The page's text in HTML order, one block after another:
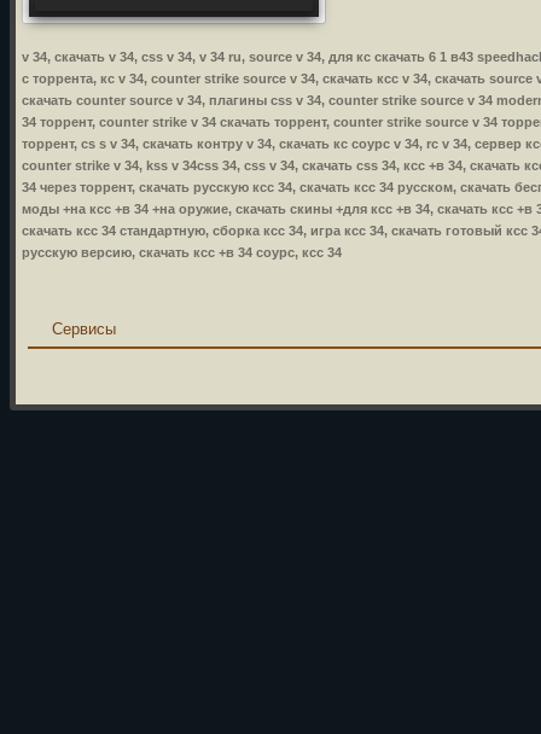
v 34, скачать v 34, css v 34, v 34 ru, source v 34, для кс скачать 6 1 в43
с торрента, кс v 34, counter strike source v 34, скачать ксс v 34, скачать
скачать counter source v 34, плагины css v 34, counter strike source v 34
34 торрент, counter strike v 34 скачать торрент, counter strike source v 34
торрент, cs s v 34, скачать контру v 34, скачать кс соурс v 34, rc v 34, сервер
counter strike v 34, kss v 34css 34, css v 34, скачать css 34, ксс +в 34, скачать
34 через торрент, скачать русскую ксс 34, скачать ксс 34 русском, скачать
моды +на ксс +в 34 +на оружие, скачать скины +для ксс +в 34, скачать ксс +в
скачать ксс 34 стандартную, сборка ксс 34, игра ксс 34, скачать готовый ксс
русскую версию, скачать ксс +в 34 соурс, ксс 34
Сервисы